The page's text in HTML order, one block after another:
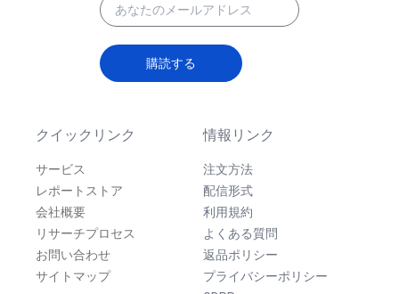
クイックリンク
サービス
レポートストア
会社概要
リサーチプロセス
お問い合わせ
サイトマップ
情報リンク
注文方法
配信形式
利用規約
よくある質問
返品ポリシー
プライバシーポリシー
購読する